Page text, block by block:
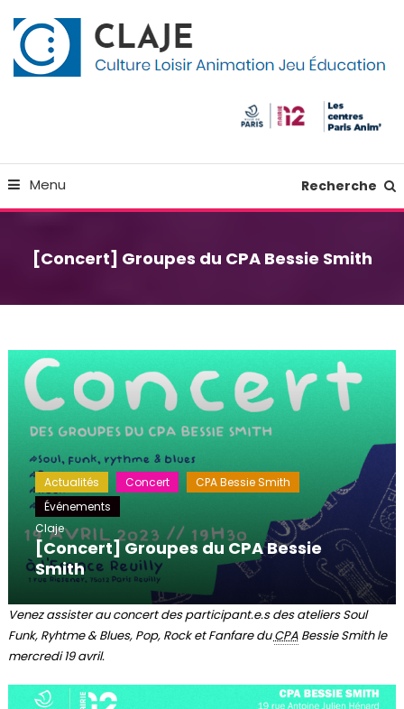
To
Content
Menu Recherche
[Concert] Groupes du CPA Bessie Smith
Actualités Concert
CPA Bessie Smith
Événements
Claje
[Concert] Groupes du CPA Bessie
Smith
Venez assister au concert des participant.e.s des ateliers Soul
Funk, Ryhtme & Blues, Pop, Rock et Fanfare duCPABessie Smith le
mercredi 19 avril.